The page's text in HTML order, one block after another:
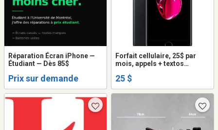
Réparation Écran iPhone —
Étudiant — Dès 85$
Prix sur demande
Forfait cellulaire, 25$ par
mois, appels + textos
25 $